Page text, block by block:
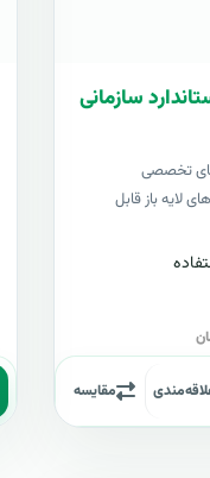
سازمانی
تخصصی
لایه باز قابل
مقایسه